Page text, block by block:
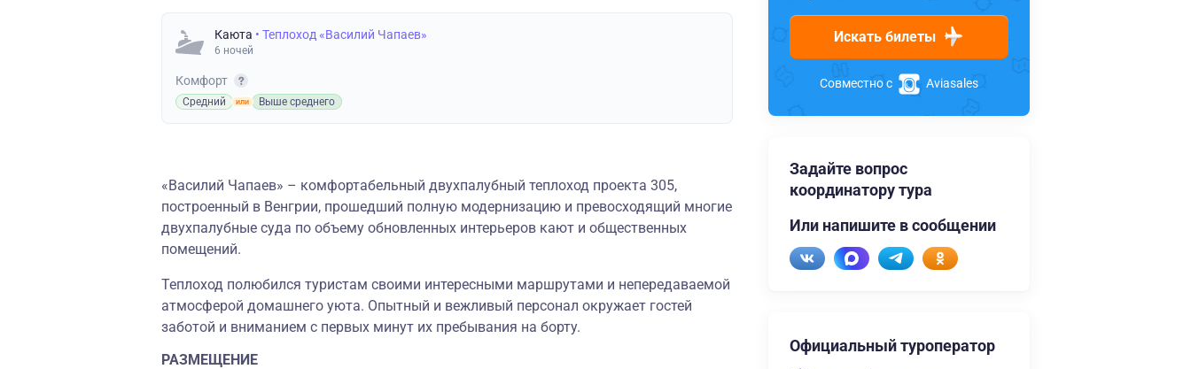
Каюта • Теплоход «Василий Чапаев»
6 ночей
Комфорт
Средний Выше среднего
«Василий Чапаев» – комфортабельный двухпалубный теплоход проекта 305,
построенный в Венгрии, прошедший полную модернизацию и превосходящий многие
двухпалубные суда по объему обновленных интерьеров кают и общественных
помещений.
Теплоход полюбился туристам своими интересными маршрутами и непередаваемой
атмосферой домашнего уюта. Опытный и вежливый персонал окружает гостей
заботой и вниманием с первых минут их пребывания на борту.
РАЗМЕЩЕНИЕ
Искать билеты
Совместно с Aviasales
Задайте вопрос
координатору тура
Или напишите в сообщении
Официальный туроператор